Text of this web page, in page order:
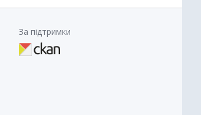
За підтримки